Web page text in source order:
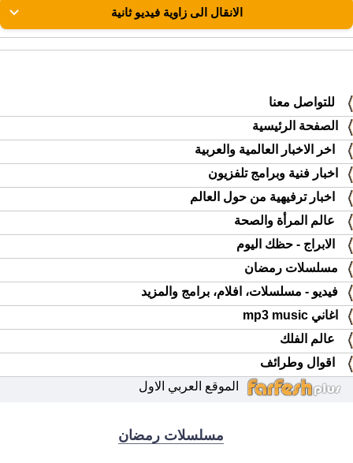
للتواصل معنا
الصفحة الرئيسية
اخر الاخبار العالمية والعربية
اخبار فنية وبرامج تلفزيون
اخبار ترفيهية من حول العالم
عالم المرأة والصحة
الابراج - حظك اليوم
مسلسلات رمضان
فيديو - مسلسلات، افلام، برامج والمزيد
اغاني mp3 music
عالم الفلك
اقوال وطرائف
الموقع العربي الاول
مسلسلات رمضان